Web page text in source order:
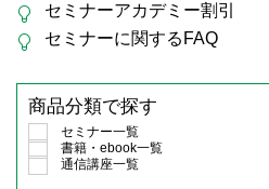
セミナーアカデミー割引
セミナーに関するFAQ
商品分類で探す
セミナー一覧
書籍・ebook一覧
通信講座一覧